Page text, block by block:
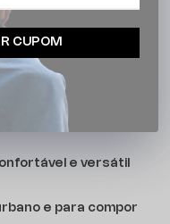
e
busca se destacar
e versátil
e para compor
CUPOM